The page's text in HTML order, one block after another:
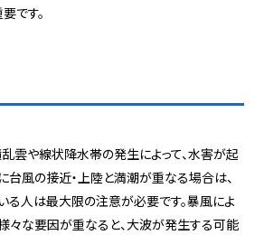
です。
雲や線状降水帯の発生によって、水害が起
台風の接近・上陸と満潮が重なる場合は、
る人は最大限の注意が必要です。暴風によ
々な要因が重なると、大波が発生する可能